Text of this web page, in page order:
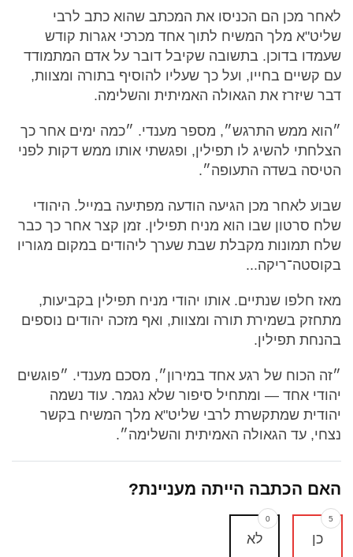
לאחר מכן הם הכניסו את המכתב שהוא כתב לרבי
שליט"א מלך המשיח לתוך אחד מכרכי אגרות קודש
שעמדו בדוכן. בתשובה שקיבל דובר על אדם המתמודד
עם קשיים בחייו, ועל כך שעליו להוסיף בתורה ומצוות,
דבר שיזרז את הגאולה האמיתית והשלימה.
״הוא ממש התרגש״, מספר מענדי. ״כמה ימים אחר כך
הצלחתי להשיג לו תפילין, ופגשתי אותו ממש דקות לפני
הטיסה בשדה התעופה״.
שבוע לאחר מכן הגיעה הודעה מפתיעה במייל. היהודי
שלח סרטון שבו הוא מניח תפילין. זמן קצר אחר כך כבר
שלח תמונות מקבלת שבת שערך ליהודים במקום מגוריו
בקוסטה־ריקה...
מאז חלפו שנתיים. אותו יהודי מניח תפילין בקביעות,
מתחזק בשמירת תורה ומצוות, ואף מזכה יהודים נוספים
בהנחת תפילין.
״זה הכוח של רגע אחד במירון״, מסכם מענדי. ״פוגשים
יהודי אחד — ומתחיל סיפור שלא נגמר. עוד נשמה
יהודית שמתקשרת לרבי שליט"א מלך המשיח בקשר
נצחי, עד הגאולה האמיתית והשלימה״.
האם הכתבה הייתה מעניינת?
כן
5
לא
0